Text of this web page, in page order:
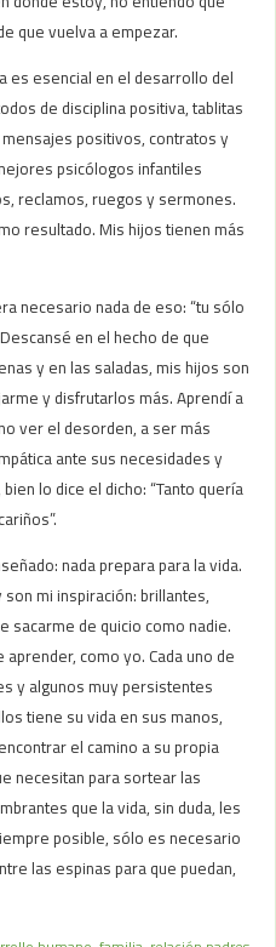
que vuelva a empezar.
es esencial en el desarrollo del
de disciplina positiva, tablitas
positivos, contratos y
psicólogos infantiles
reclamos, ruegos y sermones.
resultado. Mis hijos tienen más
necesario nada de eso: “tu sólo
en el hecho de que
y en las saladas, mis hijos son
y disfrutarlos más. Aprendí a
ver el desorden, a ser más
ante sus necesidades y
lo dice el dicho: “Tanto quería
nada prepara para la vida.
mi inspiración: brillantes,
sacarme de quicio como nadie.
como yo. Cada uno de
y algunos muy persistentes
tiene su vida en sus manos,
el camino a su propia
necesitan para sortear las
que la vida, sin duda, les
posible, sólo es necesario
las espinas para que puedan,